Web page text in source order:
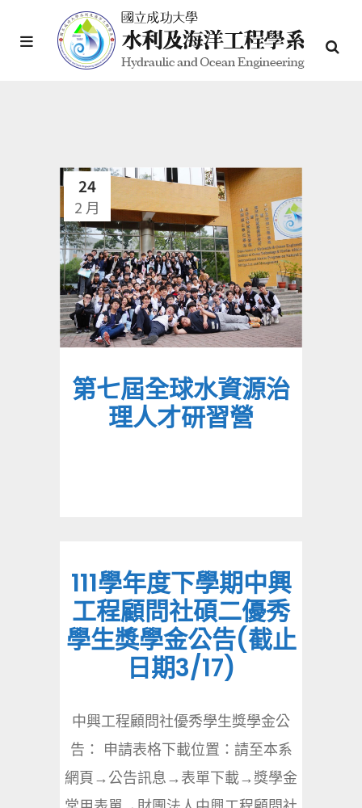
24
2 月
第七屆全球水資源治
理人才研習營
111學年度下學期中興
工程顧問社碩二優秀
學生獎學金公告(截止
日期3/17)
中興工程顧問社優秀學生獎學金公
告： 申請表格下載位置：請至本系
網頁→公告訊息→表單下載→獎學金